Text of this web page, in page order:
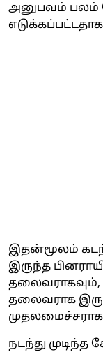
அனுபவம் பலம்
எடுக்கப்பட்டதாக
இதன்மூலம்
இருந்த
தலைவராகவும்,
தலைவராக
நடந்து